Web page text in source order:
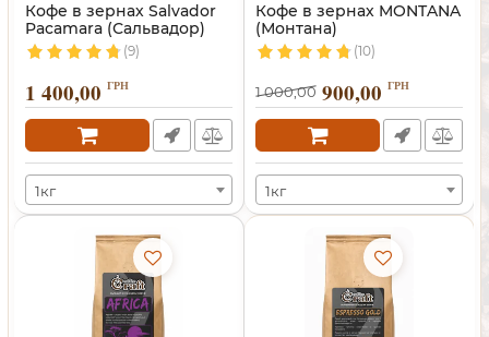
Кофе в зернах Salvador
Pacamara (Сальвадор)
(9)
1 400,00 ГРН
1кг
Кофе в зернах MONTANA
(Монтана)
(10)
1 000,00 900,00 ГРН
1кг